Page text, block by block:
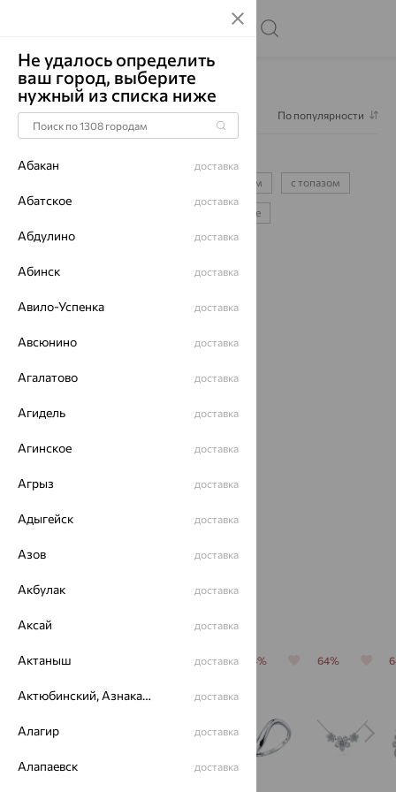
Главная Каталог Браслеты декоративные
Фильтр 1 По популярности
с гранатом с топазом
серебряные
64%
серебро, PRESTIGE
29 155
64% 64% 64%
Не удалось определить
ваш город, выберите
нужный из списка ниже
Абакан доставка
Абатское доставка
Абдулино доставка
Абинск доставка
Авило-Успенка доставка
Авсюнино доставка
Агалатово доставка
Агидель доставка
Агинское доставка
Агрыз доставка
Адыгейск доставка
Азов доставка
Акбулак доставка
Аксай доставка
Актаныш доставка
Актюбинский, Азнакаевский район доставка
Алагир доставка
Алапаевск доставка